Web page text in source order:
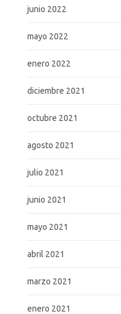
junio 2022
mayo 2022
enero 2022
diciembre 2021
octubre 2021
agosto 2021
julio 2021
junio 2021
mayo 2021
abril 2021
marzo 2021
enero 2021